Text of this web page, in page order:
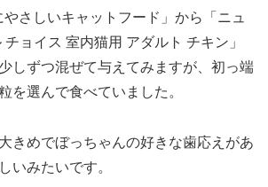
やさしいキャットフード」から「ニュ
ョイス 室内猫用 アダルト チキン」
しずつ混ぜて与えてみますが、初っ端
を選んで食べていました。
きめでぼっちゃんの好きな歯応えがあ
いみたいです。